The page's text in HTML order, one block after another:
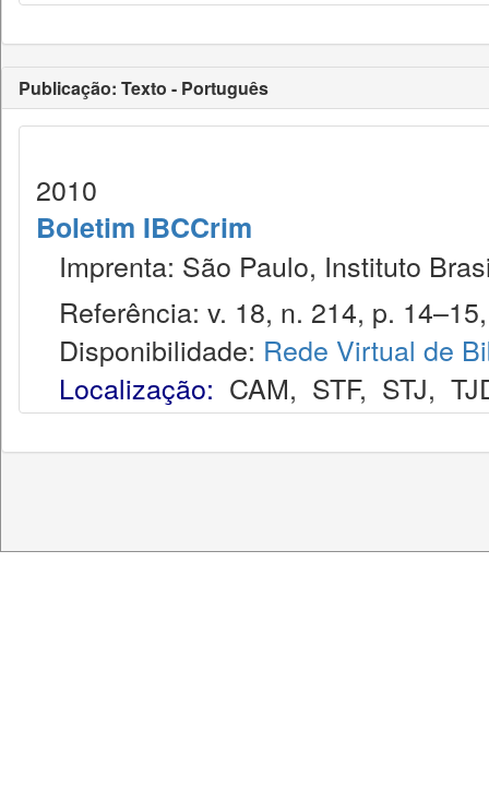
Publicação: Texto - Português
2010
Boletim IBCCrim
Imprenta: São Paulo, Instituto
Referência: v. 18, n. 214, p.
Disponibilidade: Rede Virtual de
Localização: CAM, STF, STJ,